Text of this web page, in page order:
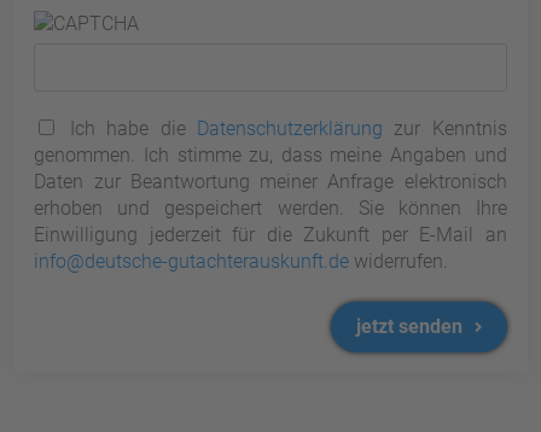
Ich habe die Datenschutzerklärung zur Kenntnis
genommen. Ich stimme zu, dass meine Angaben und
Daten zur Beantwortung meiner Anfrage elektronisch
erhoben und gespeichert werden. Sie können Ihre
Einwilligung jederzeit für die Zukunft per E-Mail an
info@deutsche-gutachterauskunft.de widerrufen.
jetzt senden